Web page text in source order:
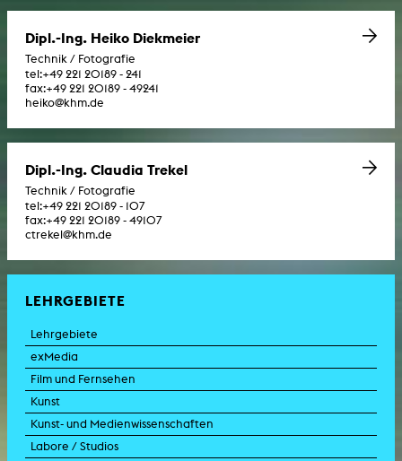
Dipl.-Ing. Heiko Diekmeier
Technik / Fotografie
tel:+49 221 20189 - 241
fax:+49 221 20189 - 49241
heiko@khm.de
Dipl.-Ing. Claudia Trekel
Technik / Fotografie
tel:+49 221 20189 - 107
fax:+49 221 20189 - 49107
ctrekel@khm.de
LEHRGEBIETE
Lehrgebiete
exMedia
Film und Fernsehen
Kunst
Kunst- und Medienwissenschaften
Labore / Studios